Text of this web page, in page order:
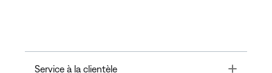
Service à la clientèle Toggle